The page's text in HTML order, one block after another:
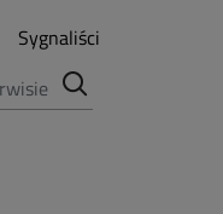
Sygnaliści